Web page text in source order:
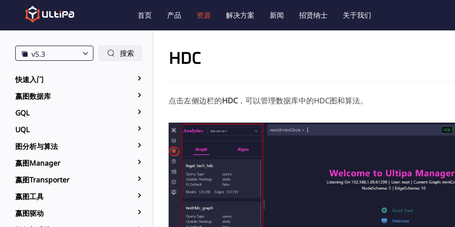
首页 产品 资源 解决方案 新闻 招贤纳士 关于我们
v5.3 搜索
快速入门
嬴图数据库
GQL
UQL
图分析与算法
嬴图Manager
嬴图Transporter
嬴图工具
嬴图驱动
HDC
点击左侧边栏的HDC，可以管理数据库中的HDC图和算法。